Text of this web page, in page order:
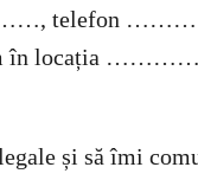
telefon
în locația
și să îmi